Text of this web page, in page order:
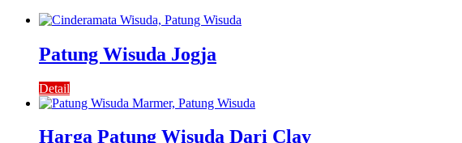
Patung Wisuda Jogja
Detail
Harga Patung Wisuda Dari Clay